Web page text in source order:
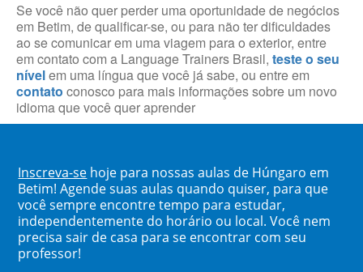
Se você não quer perder uma oportunidade de negócios
em Betim, de qualificar-se, ou para não ter dificuldades
ao se comunicar em uma viagem para o exterior, entre
em contato com a Language Trainers Brasil, teste o seu
nívelem uma língua que você já sabe, ou entre em
contato conosco para mais informações sobre um novo
idioma que você quer aprender
Inscreva-se hoje para nossas aulas de Húngaro em
Betim! Agende suas aulas quando quiser, para que
você sempre encontre tempo para estudar,
independentemente do horário ou local. Você nem
precisa sair de casa para se encontrar com seu
professor!